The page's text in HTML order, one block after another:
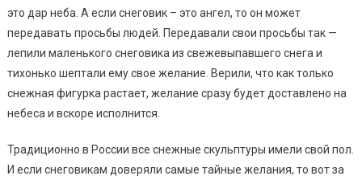
это дар неба. А если снеговик – это ангел, то он может
передавать просьбы людей. Передавали свои просьбы так —
лепили маленького снеговика из свежевыпавшего снега и
тихонько шептали ему свое желание. Верили, что как только
снежная фигурка растает, желание сразу будет доставлено на
небеса и вскоре исполнится.
Традиционно в России все снежные скульптуры имели свой пол.
И если снеговикам доверяли самые тайные желания, то вот за